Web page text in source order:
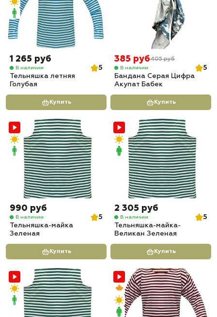
1 265 руб
В наличии
5
Тельняшка летняя
Голубая
Купить
385 руб405 руб
В наличии
5
Бандана Серая Цифра
Акупат Бабек
Купить
990 руб
В наличии
5
Тельняшка-майка
Зеленая
Купить
2 305 руб
В наличии
5
Тельняшка-майка-
Великан Зеленая
Купить